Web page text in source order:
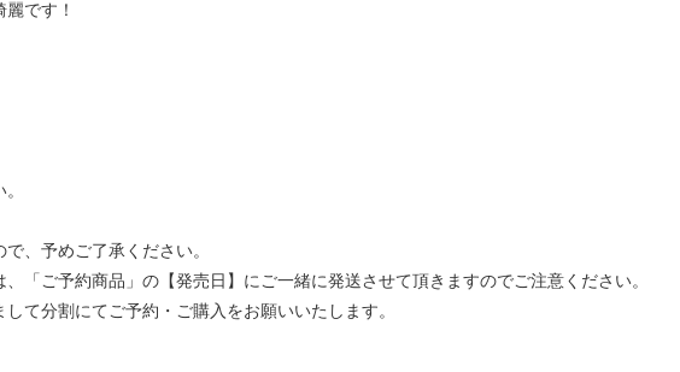
です！
、予めご了承ください。
「ご予約商品」の【発売日】にご一緒に発送させて頂きますのでご注意ください。
て分割にてご予約・ご購入をお願いいたします。